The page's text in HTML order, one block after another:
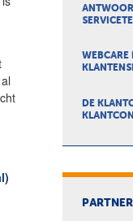
WEBCARE
DE
PARTNER